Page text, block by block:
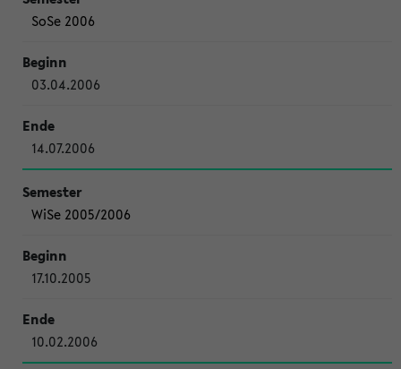
SoSe 2006
03.04.2006
14.07.2006
WiSe 2005/2006
17.10.2005
10.02.2006